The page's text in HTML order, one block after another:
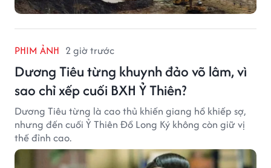
PHIM ẢNH 2 giờ trước
Dương Tiêu từng khuynh đảo võ lâm, vì
sao chỉ xếp cuối BXH Ỷ Thiên?
Dương Tiêu từng là cao thủ khiến giang hồ khiếp sợ,
nhưng đến cuối Ỷ Thiên Đồ Long Ký không còn giữ vị
thế đỉnh cao.